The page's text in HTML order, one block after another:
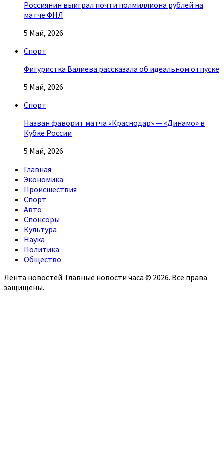
Россиянин выиграл почти полмиллиона рублей на
матче ФНЛ
5 Май, 2026
Спорт
Фигуристка Валиева рассказала об идеальном отпуске
5 Май, 2026
Спорт
Назван фаворит матча «Краснодар» — «Динамо» в
Кубке России
5 Май, 2026
Главная
Экономика
Происшествия
Спорт
Авто
Спонсоры
Культура
Наука
Политика
Общество
Лента новостей. Главные новости часа © 2026. Все права
защищены.